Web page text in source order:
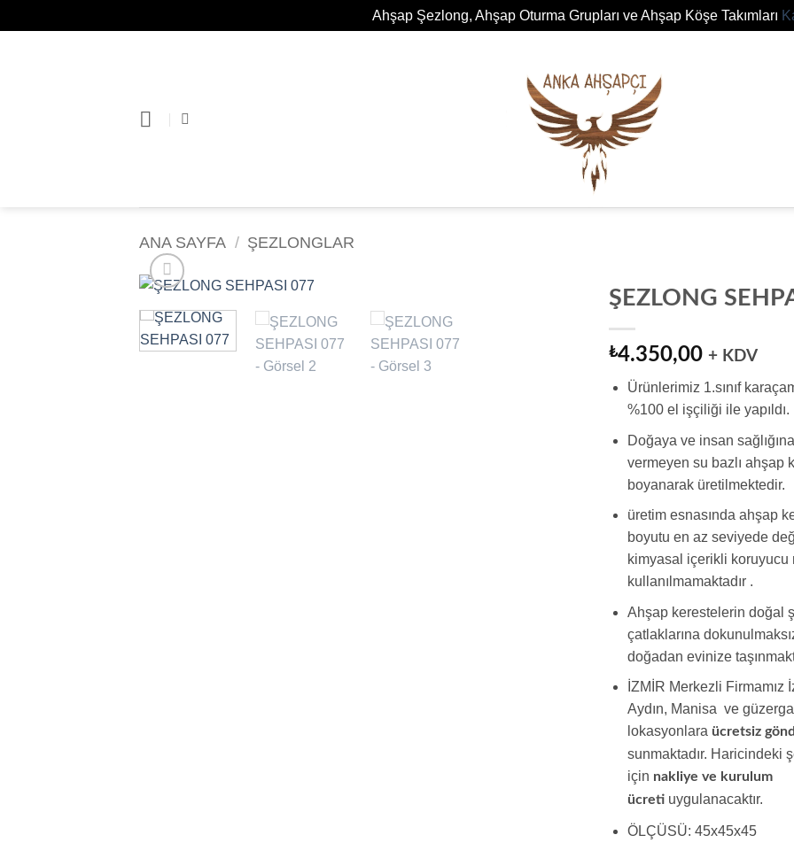
Ahşap Şezlong, Ahşap Oturma Grupları ve Ahşap Köşe Takımları
ANA SAYFA / ŞEZLONGLAR
ŞEZLONG
₺4.350,00 + KDV
Ürünlerimiz 1.sınıf
%100 el işçiliği ile yapıldı.
Doğaya ve insan
vermeyen su bazlı ahşap
boyanarak üretilmektedir.
üretim esnasında ahşap
boyutu en az seviyede
kimyasal içerikli koruyucu
kullanılmamaktadır .
Ahşap kerestelerin doğal
çatlaklarına
doğadan evinize
İZMİR Merkezli Firmamız
Aydın, Manisa ve
lokasyonlara ücretsiz
sunmaktadır. Haricindeki
için nakliye ve kurulum
ücretiuygulanacaktır.
ÖLÇÜSÜ: 45x45x45